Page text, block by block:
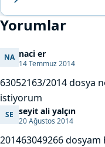
Yorumlar
NAnaci er
naci er
14 Temmuz 2014
63052163/2014 dosya
istiyorum
SEseyit ali yalçın
seyit ali yalçın
20 Ağustos 2014
201463049266